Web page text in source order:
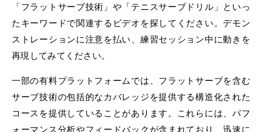
「フラットサーブ技術」や「テニスサーブドリル」といっ
たキーワードで関連するビデオを探してください。デモン
ストレーションに注意を払い、練習セッション中に動きを
再現してみてください。
一部の有料プラットフォームでは、フラットサーブを含む
サーブ技術の包括的なカバレッジを提供する構造化された
コースを提供していることがあります。これらには、パフ
ォーマンス分析やフィードバックが含まれており、迅速に